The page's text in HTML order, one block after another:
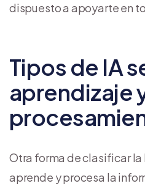
dispuesto a apoyarte en
Tipos de IA
aprendizaje
Otra forma de clasificar la
aprende y procesa la